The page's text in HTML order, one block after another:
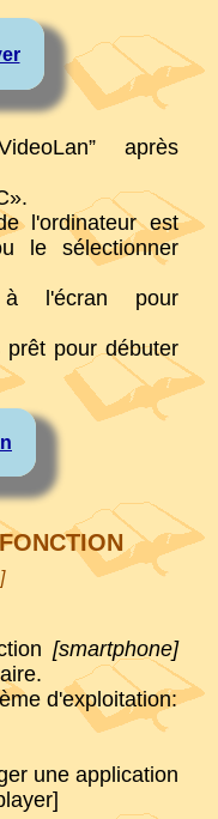
après
l'ordinateur est
le sélectionner
à l'écran pour
pour débuter
[smartphone]
d'exploitation:
une application